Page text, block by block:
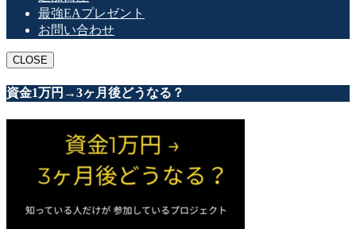
最強EAプレゼント
お問い合わせ
CLOSE
資金1万円→3ヶ月後どうなる？